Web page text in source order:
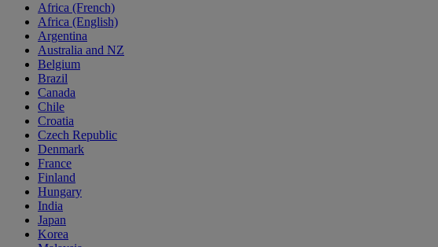
Africa (French)
Africa (English)
Argentina
Australia and NZ
Belgium
Brazil
Canada
Chile
Croatia
Czech Republic
Denmark
France
Finland
Hungary
India
Japan
Korea